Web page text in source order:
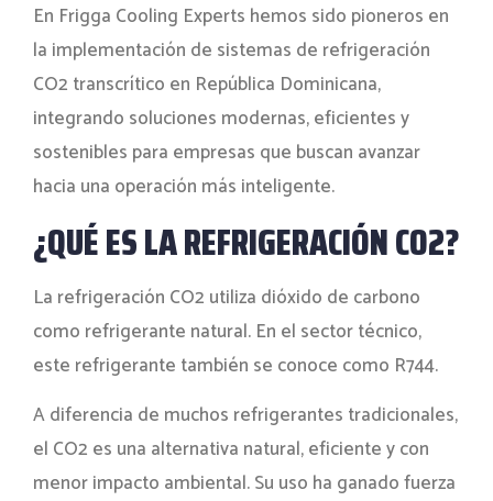
En Frigga Cooling Experts hemos sido pioneros en
la implementación de sistemas de refrigeración
CO2 transcrítico en República Dominicana,
integrando soluciones modernas, eficientes y
sostenibles para empresas que buscan avanzar
hacia una operación más inteligente.
¿QUÉ ES LA REFRIGERACIÓN CO2?
La refrigeración CO2 utiliza dióxido de carbono
como refrigerante natural. En el sector técnico,
este refrigerante también se conoce como R744.
A diferencia de muchos refrigerantes tradicionales,
el CO2 es una alternativa natural, eficiente y con
menor impacto ambiental. Su uso ha ganado fuerza